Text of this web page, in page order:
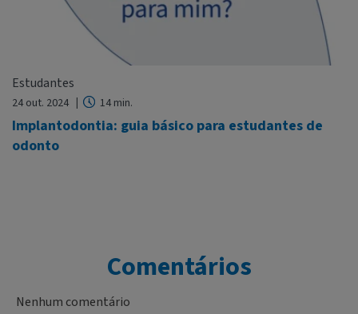
Estudantes
24 out. 2024 14 min.
Implantodontia: guia básico para estudantes de
odonto
Comentários
Nenhum comentário